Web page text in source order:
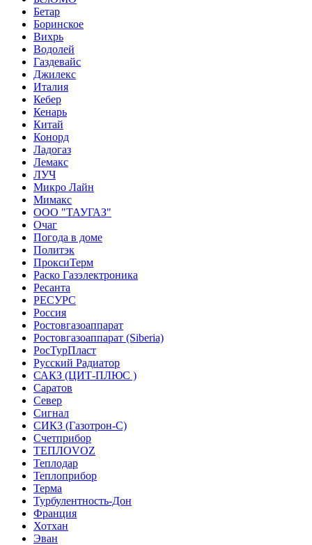
Бетар
Боринское
Вихрь
Водолей
Газдевайс
Джилекс
Италия
Кебер
Кенарь
Китай
Конорд
Ладогаз
Лемакс
ЛУЧ
Микро Лайн
Мимакс
ООО "ТАУГАЗ"
Очаг
Погода в доме
Политэк
ПроксиТерм
Раско Газэлектроника
Ресанта
РЕСУРС
Россия
Ростовгазоаппарат
Ростовгазоаппарат (Siberia)
РосТурПласт
Русский Радиатор
САКЗ (ЦИТ-ПЛЮС )
Саратов
Север
Сигнал
СИКЗ (Газотрон-С)
Счетприбор
ТЕПЛОVOZ
Теплодар
Теплоприбор
Терма
Турбулентность-Дон
Франция
Хотхан
Эван